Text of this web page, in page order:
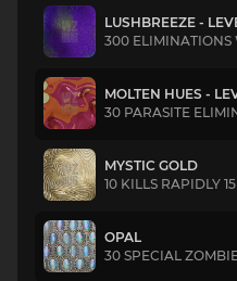
LUSHBREEZE -
300 ELIMINATIONS
MOLTEN HUES -
30 PARASITE
MYSTIC GOLD
10 KILLS RAPIDLY
OPAL
30 SPECIAL